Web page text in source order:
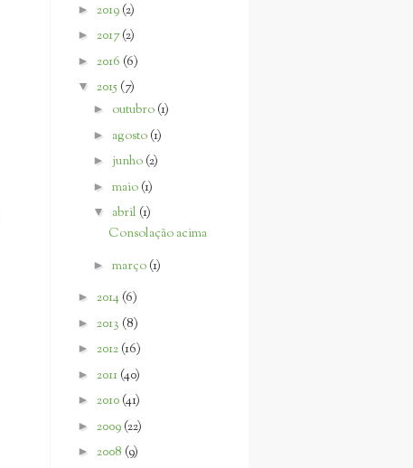
► 2019 (2)
► 2017(2)
► 2016 (6)
▼ 2015 (7)
► outubro (1)
► agosto (1)
► junho (2)
► maio (1)
▼ abril (1)
Consolação acima
► março (1)
► 2014 (6)
► 2013 (8)
► 2012 (16)
► 2011 (40)
► 2010 (41)
► 2009 (22)
► 2008 (9)